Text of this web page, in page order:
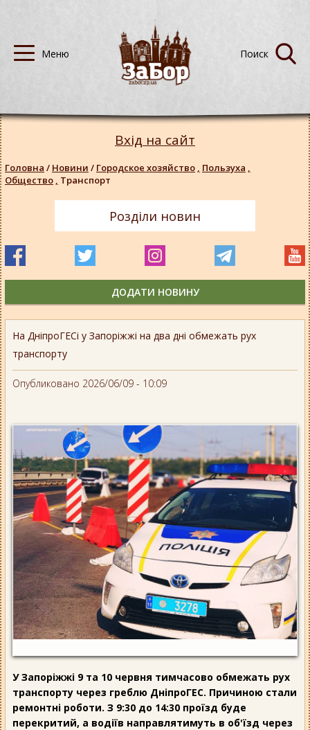
На ДніпроГЕСі у Запоріжжі на два дні обмежать рух
транспорту
Опубликовано 2026/06/09 - 10:09
У Запоріжжі 9 та 10 червня тимчасово обмежать рух
транспорту через греблю ДніпроГЕС. Причиною стали
ремонтні роботи. З 9:30 до 14:30 проїзд буде
перекритий, а водіїв направлятимуть в об'їзд через
Вхід на сайт
Головна / Новини / Городское хозяйство , Пользуха ,
Общество , Транспорт
Розділи новин
ДОДАТИ НОВИНУ